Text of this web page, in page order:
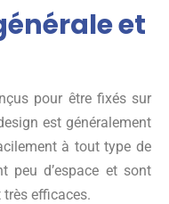
et
pour être fixés sur
est généralement
à tout type de
peu d’espace et sont
efficaces.